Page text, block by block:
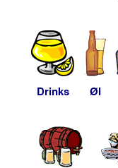
Drinks Øl